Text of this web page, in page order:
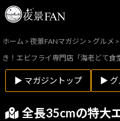
ホーム >夜景FANマガジン > グルメ >
き！エビフライ専門店「海老どて食
▶ マガジントップ ▶ グ
全長35cmの特大